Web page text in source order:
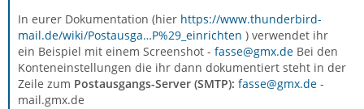
In eurer Dokumentation (hier https://www.thunderbird-
mail.de/wiki/Postausga…P%29_einrichten ) verwendet ihr
ein Beispiel mit einem Screenshot - fasse@gmx.de Bei den
Konteneinstellungen die ihr dann dokumentiert steht in der
Zeile zum Postausgangs-Server (SMTP): fasse@gmx.de -
mail.gmx.de